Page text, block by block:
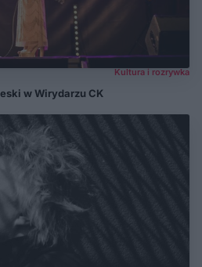
Kultura i rozrywka
w Wirydarzu CK